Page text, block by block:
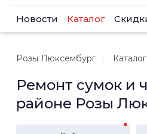
Новости Каталог
Розы Люксембург Каталог
Ремонт сумок и
районе Розы